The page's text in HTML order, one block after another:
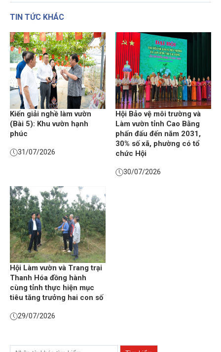
TIN TỨC KHÁC
Kiến giải nghề làm vườn
(Bài 5): Khu vườn hạnh
phúc
31/07/2026
Hội Bảo vệ môi trường và
Làm vườn tỉnh Cao Bằng
phấn đấu đến năm 2031,
30% số xã, phường có tổ
chức Hội
30/07/2026
Hội Làm vườn và Trang trại
Thanh Hóa đồng hành
cùng tỉnh thực hiện mục
tiêu tăng trưởng hai con số
29/07/2026